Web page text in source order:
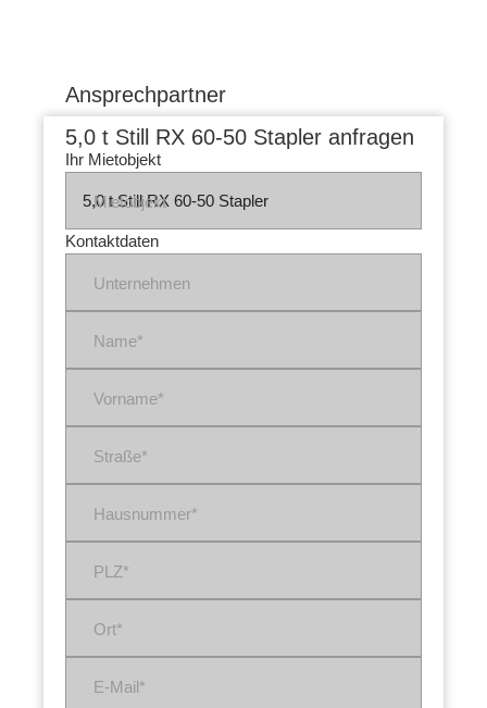
Ansprechpartner
5,0 t Still RX 60-50 Stapler anfragen
Ihr Mietobjekt
Mietobjekt
Kontaktdaten
Unternehmen
Name*
Vorname*
Straße*
Hausnummer*
PLZ*
Ort*
E-Mail*